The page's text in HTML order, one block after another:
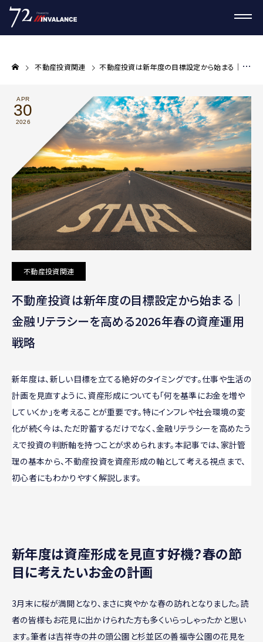
不動産投資関連 不動産投資は新年度の目標設定から始まる｜金融リテラシーを高める2026年春の資産運用戦略
APR
30
2026
不動産投資関連
不動産投資は新年度の目標設定から始まる｜
金融リテラシーを高める2026年春の資産運用
戦略
新年度は、新しい目標を立てる絶好のタイミングです。仕事や生活の
計画を見直すように、資産形成についても「何を基準にお金を増や
していくか」を考えることが重要です。特にインフレや社会環境の変
化が続く今は、ただ貯蓄するだけでなく、金融リテラシーを高めたう
えで投資の判断軸を持つことが求められます。本記事では、家計管
理の基本から、不動産投資を資産形成の軸として考える視点まで、
初心者にもわかりやすく解説します。
新年度は資産形成を見直す好機？春の節
目に考えたいお金の計画
3月末に桜が満開となり、まさに爽やかな春の訪れとなりました。読
者の皆様もお花見に出かけられた方も多くいらっしゃったかと思い
ます。筆者は吉祥寺の井の頭公園と杉並区の善福寺公園の花見を